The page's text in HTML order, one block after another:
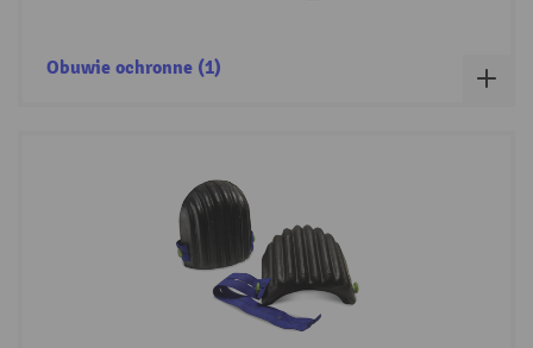
Obuwie ochronne (1)